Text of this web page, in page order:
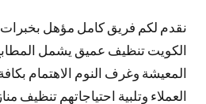
نقدم لكم فريق كامل مؤهل
الكويت تنظيف عميق يشمل
المعيشة وغرف النوم الاهتمام
العملاء وتلبية احتياجاتهم تنظيف